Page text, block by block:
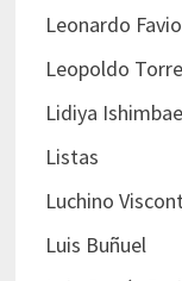
Leonardo Favio
Leopoldo
Lidiya
Listas
Luchino
Luis Buñuel